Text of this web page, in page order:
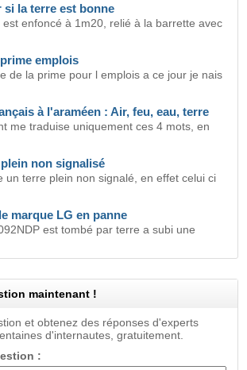
si la terre est bonne
enfoncé à 1m20, relié à la barrette avec
emplois
de la prime pour l emplois a ce jour je nais
à l'araméen : Air, feu, eau, terre
me traduise uniquement ces 4 mots, en
non signalisé
un terre plein non signalé, en effet celui ci
marque LG en panne
est tombé par terre a subi une
maintenant !
et obtenez des réponses d'experts
d'internautes, gratuitement.
: